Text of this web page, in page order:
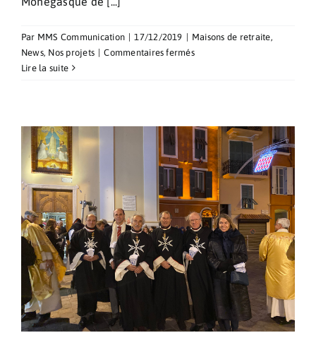
Par MMS Communication | 17/12/2019 | Maisons de retraite,
News, Nos projets | Commentaires ferméssur
des
Chevaliers
Lire la suite